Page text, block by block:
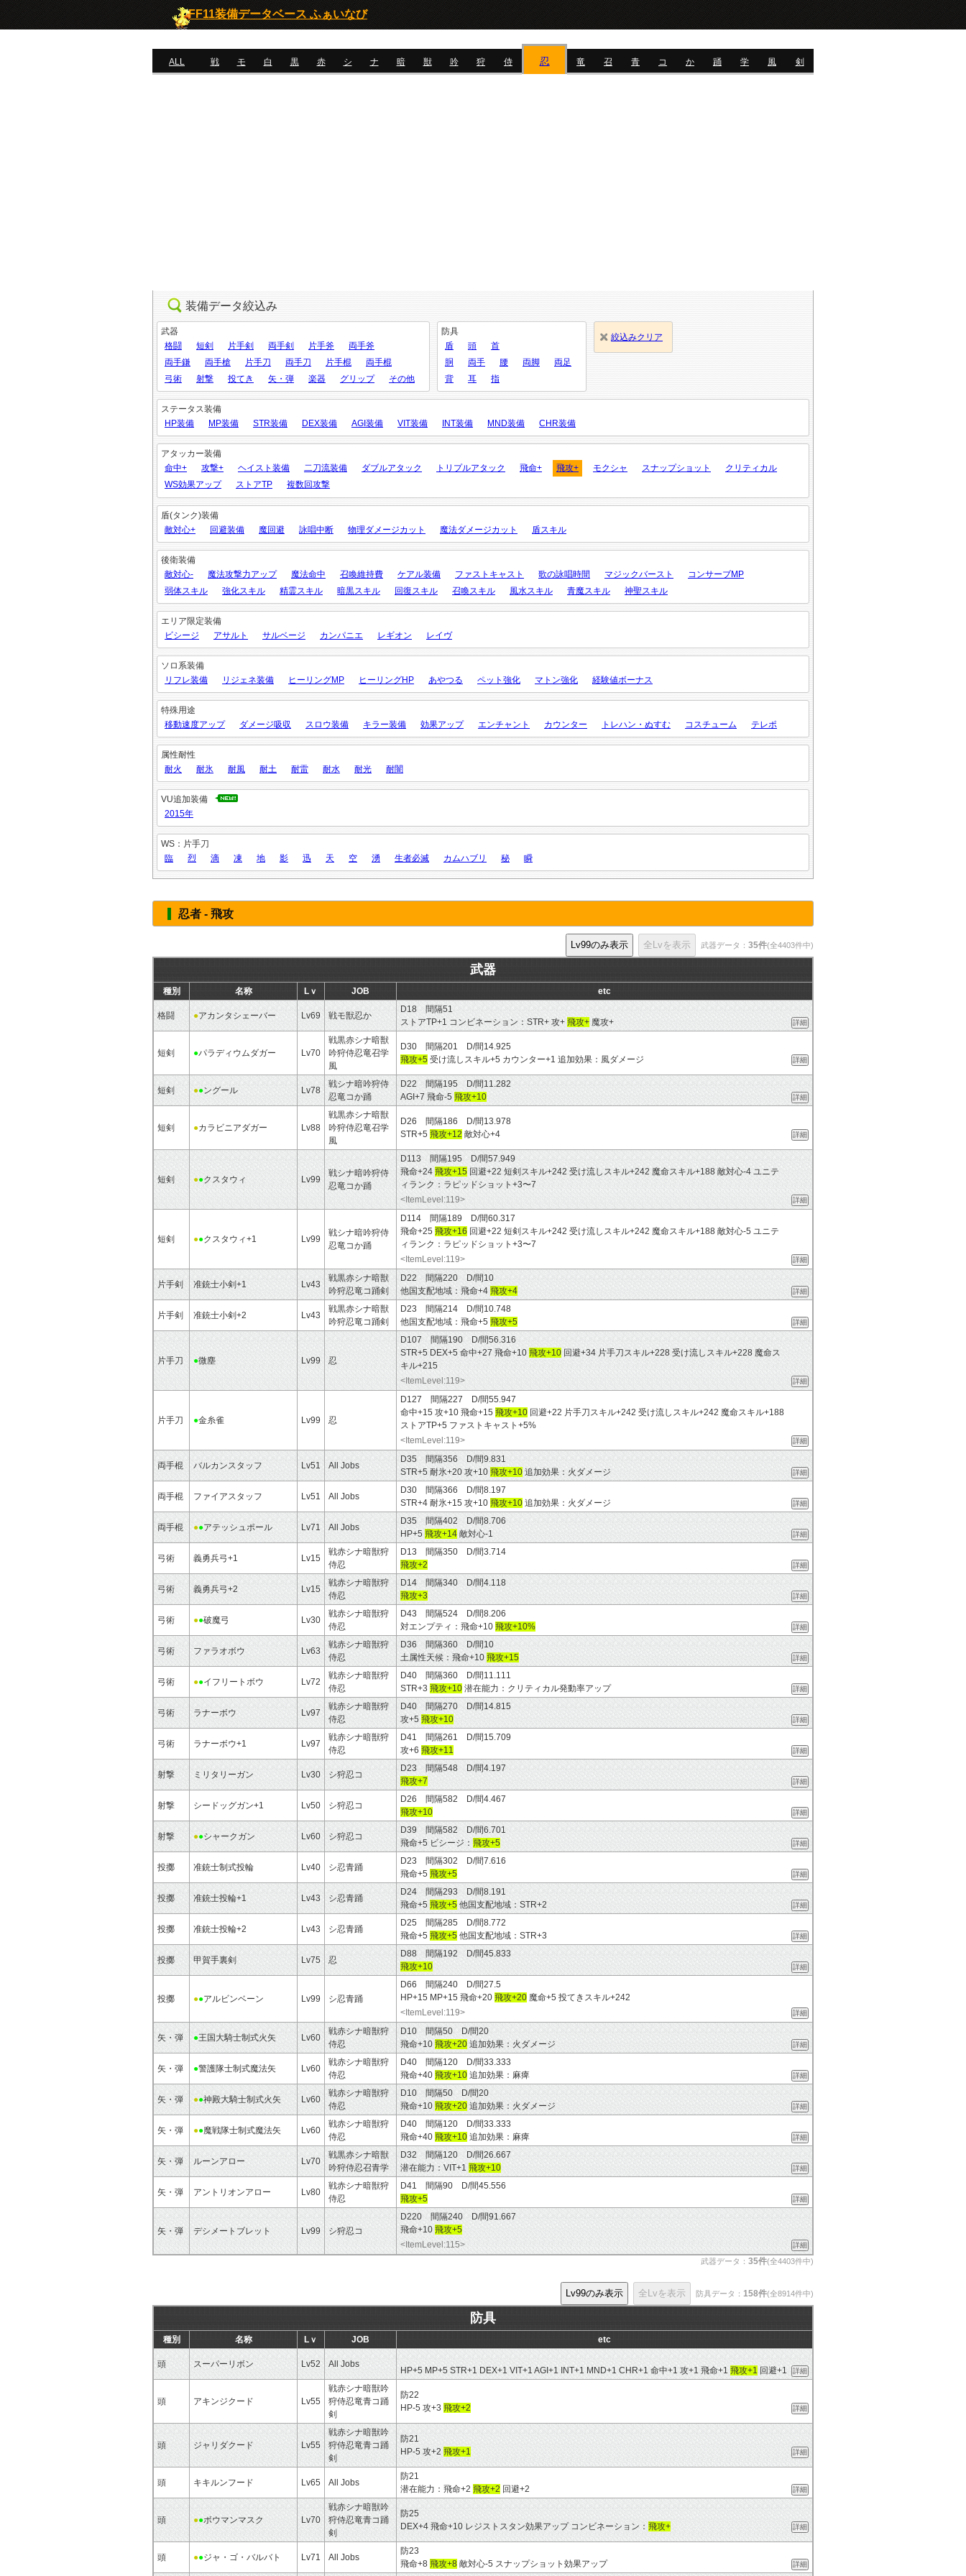
FF11装備データベース ふぁいなび
ALL 戦 モ 白 黒 赤 シ ナ 暗 獣 吟 狩 侍 忍 竜 召 青 コ か 踊 学 風 剣
装備データ絞込み
武器
格闘
短剣 片手剣 両手剣 片手斧
両手斧
両手鎌
両手槍 片手刀 両手刀 片手棍
両手棍
弓術
射撃 投てき 矢・弾 楽器 グリップ その他
防具
盾
頭
首
胴
両手 腰 両脚
両足
背
耳 指
絞込みクリア
ステータス装備
HP装備
MP装備 STR装備 DEX装備 AGI装備 VIT装備 INT装備 MND装備 CHR装備
アタッカー装備
命中+
攻撃+ ヘイスト装備 二刀流装備 ダブルアタック トリプルアタック 飛命+ 飛攻+ モクシャ スナップショット
クリティカル
WS効果アップ
ストアTP 複数回攻撃
盾(タンク)装備
敵対心+
回避装備 魔回避 詠唱中断 物理ダメージカット 魔法ダメージカット 盾スキル
後衛装備
敵対心-
魔法攻撃力アップ 魔法命中 召喚維持費 ケアル装備 ファストキャスト 歌の詠唱時間 マジックバースト
コンサーブMP
弱体スキル
強化スキル 精霊スキル 暗黒スキル 回復スキル 召喚スキル 風水スキル 青魔スキル 神聖スキル
エリア限定装備
ビシージ
アサルト サルベージ カンパニエ レギオン レイヴ
ソロ系装備
リフレ装備
リジェネ装備 ヒーリングMP ヒーリングHP あやつる ペット強化 マトン強化 経験値ボーナス
特殊用途
移動速度アップ
ダメージ吸収 スロウ装備 キラー装備 効果アップ エンチャント カウンター トレハン・ぬすむ コスチューム テレポ
属性耐性
耐火
耐氷 耐風 耐土 耐雷 耐水 耐光 耐闇
VU追加装備
2015年
WS：片手刀
臨
烈 滴 凍 地 影 迅 天 空 湧 生者必滅 カムハブリ 秘 瞬
忍者 - 飛攻
武器データ： 35件(全4403件中)
武器
種別 名称 Lｖ JOB etc
格闘 ●アカンタシェーバー Lv69 戦モ獣忍か
D18 間隔51
ストアTP+1 コンビネーション：STR+ 攻+ 飛攻+ 魔攻+ 詳細
短剣 ●パラディウムダガー Lv70
戦黒赤シナ暗獣
吟狩侍忍竜召学
風
D30 間隔201 D/間14.925
飛攻+5 受け流しスキル+5 カウンター+1 追加効果：風ダメージ 詳細
短剣 ●●ングール Lv78
戦シナ暗吟狩侍
忍竜コか踊
D22 間隔195 D/間11.282
AGI+7 飛命-5 飛攻+10 詳細
短剣 ●カラビニアダガー Lv88
戦黒赤シナ暗獣
吟狩侍忍竜召学
風
D26 間隔186 D/間13.978
STR+5 飛攻+12 敵対心+4 詳細
短剣 ●●クスタウィ Lv99
戦シナ暗吟狩侍
忍竜コか踊
D113 間隔195 D/間57.949
飛命+24 飛攻+15 回避+22 短剣スキル+242 受け流しスキル+242 魔命スキル+188 敵対心-4 ユニテ
ィランク：ラピッドショット+3〜7
<ItemLevel:119>
詳細
短剣 ●●クスタウィ+1 Lv99
戦シナ暗吟狩侍
忍竜コか踊
D114 間隔189 D/間60.317
飛命+25 飛攻+16 回避+22 短剣スキル+242 受け流しスキル+242 魔命スキル+188 敵対心-5 ユニテ
ィランク：ラピッドショット+3〜7
<ItemLevel:119>
詳細
片手剣 准銃士小剣+1 Lv43
戦黒赤シナ暗獣
吟狩忍竜コ踊剣
D22 間隔220 D/間10
他国支配地域：飛命+4 飛攻+4 詳細
片手剣 准銃士小剣+2 Lv43
戦黒赤シナ暗獣
吟狩忍竜コ踊剣
D23 間隔214 D/間10.748
他国支配地域：飛命+5 飛攻+5 詳細
片手刀 ●微塵 Lv99 忍
D107 間隔190 D/間56.316
STR+5 DEX+5 命中+27 飛命+10 飛攻+10 回避+34 片手刀スキル+228 受け流しスキル+228 魔命ス
キル+215
<ItemLevel:119>
詳細
片手刀 ●金糸雀 Lv99 忍
D127 間隔227 D/間55.947
命中+15 攻+10 飛命+15 飛攻+10 回避+22 片手刀スキル+242 受け流しスキル+242 魔命スキル+188
ストアTP+5 ファストキャスト+5%
<ItemLevel:119>
詳細
両手棍 バルカンスタッフ Lv51 All Jobs
D35 間隔356 D/間9.831
STR+5 耐氷+20 攻+10 飛攻+10 追加効果：火ダメージ 詳細
両手棍 ファイアスタッフ Lv51 All Jobs
D30 間隔366 D/間8.197
STR+4 耐氷+15 攻+10 飛攻+10 追加効果：火ダメージ 詳細
両手棍 ●●アテッシュポール Lv71 All Jobs
D35 間隔402 D/間8.706
HP+5 飛攻+14 敵対心-1 詳細
弓術 義勇兵弓+1 Lv15
戦赤シナ暗獣狩
侍忍
D13 間隔350 D/間3.714
飛攻+2
詳細
弓術 義勇兵弓+2 Lv15
戦赤シナ暗獣狩
侍忍
D14 間隔340 D/間4.118
飛攻+3
詳細
弓術 ●●破魔弓 Lv30
戦赤シナ暗獣狩
侍忍
D43 間隔524 D/間8.206
対エンプティ：飛命+10 飛攻+10% 詳細
弓術 ファラオボウ Lv63
戦赤シナ暗獣狩
侍忍
D36 間隔360 D/間10
土属性天候：飛命+10 飛攻+15 詳細
弓術 ●●イフリートボウ Lv72
戦赤シナ暗獣狩
侍忍
D40 間隔360 D/間11.111
STR+3 飛攻+10 潜在能力：クリティカル発動率アップ 詳細
弓術 ラナーボウ Lv97
戦赤シナ暗獣狩
侍忍
D40 間隔270 D/間14.815
攻+5 飛攻+10 詳細
弓術 ラナーボウ+1 Lv97
戦赤シナ暗獣狩
侍忍
D41 間隔261 D/間15.709
攻+6 飛攻+11 詳細
射撃 ミリタリーガン Lv30 シ狩忍コ
D23 間隔548 D/間4.197
飛攻+7
詳細
射撃 シードッグガン+1 Lv50 シ狩忍コ
D26 間隔582 D/間4.467
飛攻+10
詳細
射撃 ●●シャークガン Lv60 シ狩忍コ
D39 間隔582 D/間6.701
飛命+5 ビシージ： 飛攻+5 詳細
投擲 准銃士制式投輪 Lv40 シ忍青踊
D23 間隔302 D/間7.616
飛命+5 飛攻+5 詳細
投擲 准銃士投輪+1 Lv43 シ忍青踊
D24 間隔293 D/間8.191
飛命+5 飛攻+5 他国支配地域：STR+2 詳細
投擲 准銃士投輪+2 Lv43 シ忍青踊
D25 間隔285 D/間8.772
飛命+5 飛攻+5 他国支配地域：STR+3 詳細
投擲 甲賀手裏剣 Lv75 忍
D88 間隔192 D/間45.833
飛攻+10
詳細
投擲 ●●アルビンベーン Lv99 シ忍青踊
D66 間隔240 D/間27.5
HP+15 MP+15 飛命+20 飛攻+20 魔命+5 投てきスキル+242
<ItemLevel:119>
詳細
矢・弾 ●王国大騎士制式火矢 Lv60
戦赤シナ暗獣狩
侍忍
D10 間隔50 D/間20
飛命+10 飛攻+20 追加効果：火ダメージ 詳細
矢・弾 ●警護隊士制式魔法矢 Lv60
戦赤シナ暗獣狩
侍忍
D40 間隔120 D/間33.333
飛命+40 飛攻+10 追加効果：麻痺 詳細
矢・弾 ●●神殿大騎士制式火矢 Lv60
戦赤シナ暗獣狩
侍忍
D10 間隔50 D/間20
飛命+10 飛攻+20 追加効果：火ダメージ 詳細
矢・弾 ●●魔戦隊士制式魔法矢 Lv60
戦赤シナ暗獣狩
侍忍
D40 間隔120 D/間33.333
飛命+40 飛攻+10 追加効果：麻痺 詳細
矢・弾 ルーンアロー Lv70
戦黒赤シナ暗獣
吟狩侍忍召青学
D32 間隔120 D/間26.667
潜在能力：VIT+1 飛攻+10 詳細
矢・弾 アントリオンアロー Lv80
戦赤シナ暗獣狩
侍忍
D41 間隔90 D/間45.556
飛攻+5
詳細
矢・弾 デシメートブレット Lv99 シ狩忍コ
D220 間隔240 D/間91.667
飛命+10 飛攻+5
<ItemLevel:115>
詳細
武器データ： 35件(全4403件中)
防具データ： 158件(全8914件中)
防具
種別 名称 Lｖ JOB etc
頭 スーパーリボン Lv52 All Jobs
HP+5 MP+5 STR+1 DEX+1 VIT+1 AGI+1 INT+1 MND+1 CHR+1 命中+1 攻+1 飛命+1 飛攻+1 回避+1 詳細
頭 アキンジクード Lv55
戦赤シナ暗獣吟
狩侍忍竜青コ踊
剣
防22
HP-5 攻+3 飛攻+2 詳細
頭 ジャリダクード Lv55
戦赤シナ暗獣吟
狩侍忍竜青コ踊
剣
防21
HP-5 攻+2 飛攻+1 詳細
頭 キキルンフード Lv65 All Jobs
防21
潜在能力：飛命+2 飛攻+2 回避+2 詳細
頭 ●●ボウマンマスク Lv70
戦赤シナ暗獣吟
狩侍忍竜青コ踊
剣
防25
DEX+4 飛命+10 レジストスタン効果アップ コンビネーション： 飛攻+ 詳細
頭 ●●ジャ・ゴ・バルバト Lv71 All Jobs
防23
飛命+8 飛攻+8 敵対心-5 スナップショット効果アップ 詳細